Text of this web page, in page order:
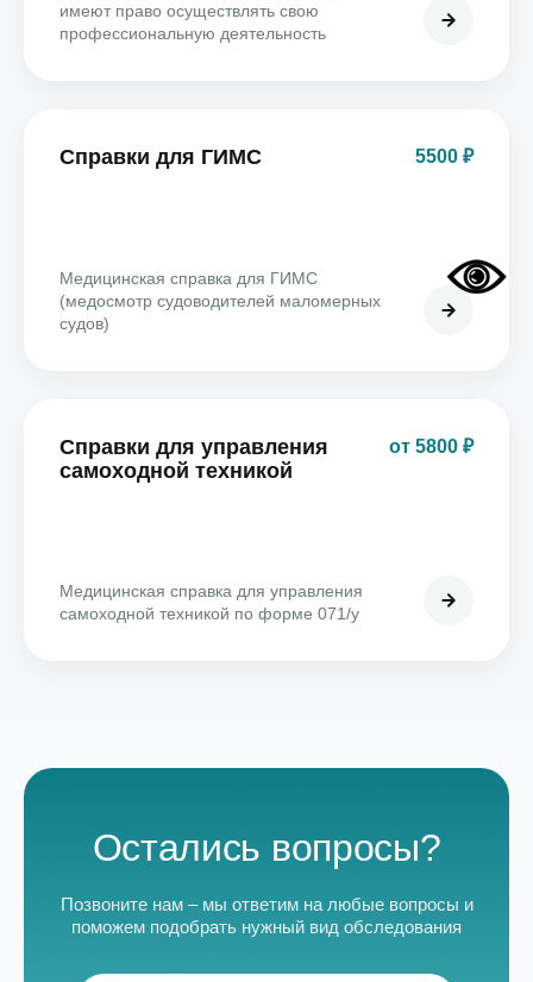
имеют право осуществлять свою
профессиональную деятельность
Справки для ГИМС 5500 ₽
Медицинская справка для ГИМС
(медосмотр судоводителей маломерных
судов)
Справки для управления
самоходной техникой
от 5800 ₽
Медицинская справка для управления
самоходной техникой по форме 071/у
Остались вопросы?
Позвоните нам – мы ответим на любые вопросы и
поможем подобрать нужный вид обследования